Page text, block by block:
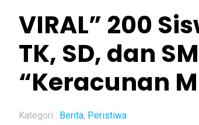
VIRAL” 200
TK, SD, dan
“Keracunan
Kategori : Berita, Peristiwa